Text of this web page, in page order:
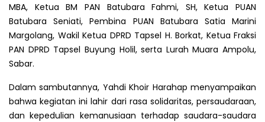
MBA, Ketua BM PAN Batubara Fahmi, SH, Ketua PUAN
Batubara Seniati, Pembina PUAN Batubara Satia Marini
Margolang, Wakil Ketua DPRD Tapsel H. Borkat, Ketua Fraksi
PAN DPRD Tapsel Buyung Holil, serta Lurah Muara Ampolu,
Sabar.
Dalam sambutannya, Yahdi Khoir Harahap menyampaikan
bahwa kegiatan ini lahir dari rasa solidaritas, persaudaraan,
dan kepedulian kemanusiaan terhadap saudara-saudara